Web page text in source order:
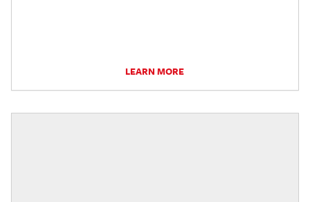
LEARN MORE